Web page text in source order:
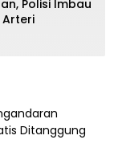
Polisi Imbau
Ditanggung